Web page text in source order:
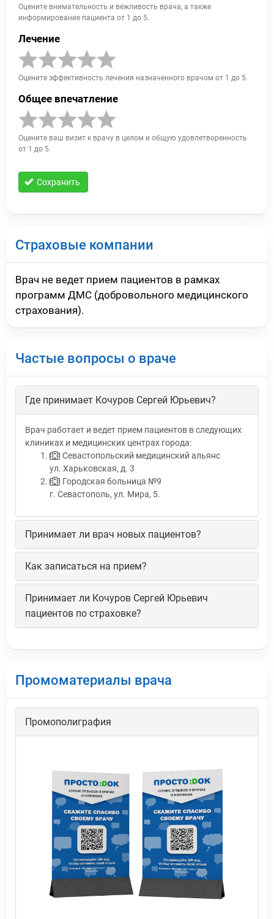
Оцените внимательность и вежливость врача, а также
информирование пациента от 1 до 5.
Лечение
Оцените эффективность лечения назначенного врачом от 1 до 5.
Общее впечатление
Оцените ваш визит к врачу в целом и общую удовлетворенность
от 1 до 5.
Сохранить
Страховые компании
Врач не ведет прием пациентов в рамках
программ ДМС (добровольного медицинского
страхования).
Частые вопросы о враче
Где принимает Кочуров Сергей Юрьевич?
Врач работает и ведет прием пациентов в следующих
клиниках и медицинских центрах города:
Севастопольский медицинский альянс
ул. Харьковская, д. 3
Городская больница №9
г. Севастополь, ул. Мира, 5.
Принимает ли врач новых пациентов?
Как записаться на прием?
Принимает ли Кочуров Сергей Юрьевич
пациентов по страховке?
Промоматериалы врача
Промополиграфия